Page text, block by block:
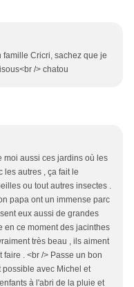
Cricri, sachez que je
/> chatou
moi aussi ces jardins où les
les autres , ça fait le
ou tout autres insectes .
papa ont un immense parc
eux aussi de grandes
en ce moment des jacinthes
très beau , ils aiment
. <br /> Passe un bon
avec Michel et
à l'abri de la pluie et